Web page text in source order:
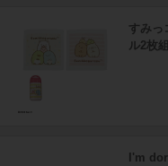
すみっ
ル2枚組
I'm